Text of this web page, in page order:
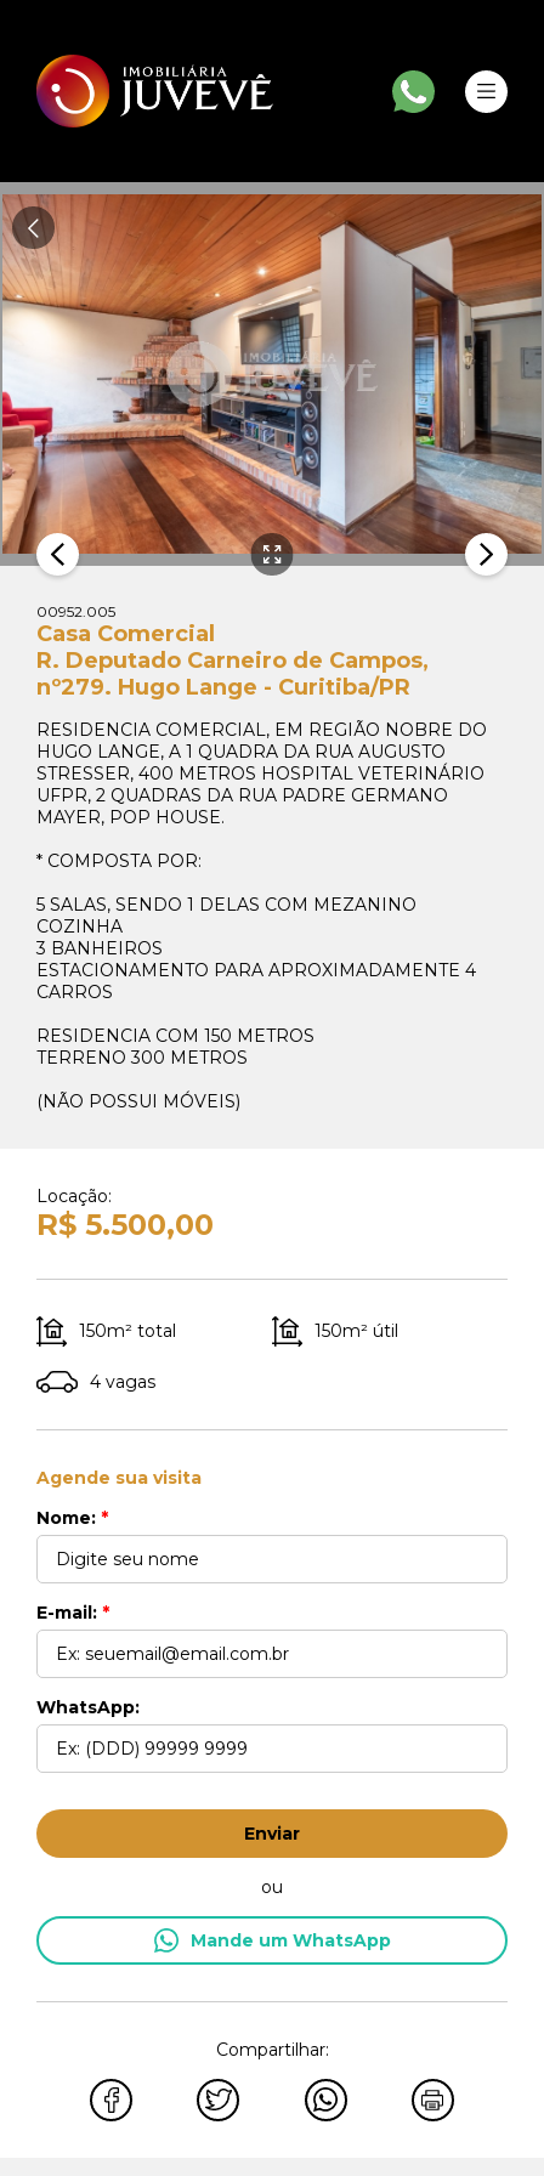
00952.005
Casa Comercial
R. Deputado Carneiro de Campos,
nº279. Hugo Lange - Curitiba/PR
RESIDENCIA COMERCIAL, EM REGIÃO NOBRE DO
HUGO LANGE, A 1 QUADRA DA RUA AUGUSTO
STRESSER, 400 METROS HOSPITAL VETERINÁRIO
UFPR, 2 QUADRAS DA RUA PADRE GERMANO
MAYER, POP HOUSE.
* COMPOSTA POR:
5 SALAS, SENDO 1 DELAS COM MEZANINO
COZINHA
3 BANHEIROS
ESTACIONAMENTO PARA APROXIMADAMENTE 4
CARROS
RESIDENCIA COM 150 METROS
TERRENO 300 METROS
(NÃO POSSUI MÓVEIS)
Locação:
R$ 5.500,00
150m² total 150m² útil
4 vagas
Agende sua visita
Nome: *
E-mail: *
WhatsApp:
Enviar
ou
Mande um WhatsApp
Compartilhar: